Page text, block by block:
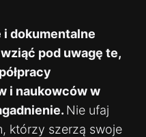
dokumentalne
pod uwagę te,
i naukowców w
Nie ufaj
którzy szerzą swoje